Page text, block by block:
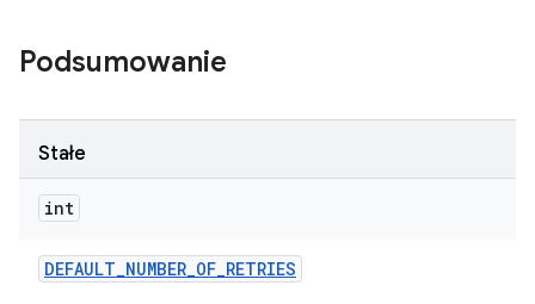
Podsumowanie
Stałe
int
DEFAULT_NUMBER_OF_RETRIES